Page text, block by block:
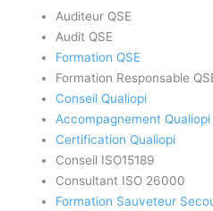
Auditeur QSE
Audit QSE
Formation QSE
Formation Responsable
Conseil Qualiopi
Accompagnement Qualiopi
Certification Qualiopi
Conseil ISO15189
Consultant ISO 26000
Formation Sauveteur